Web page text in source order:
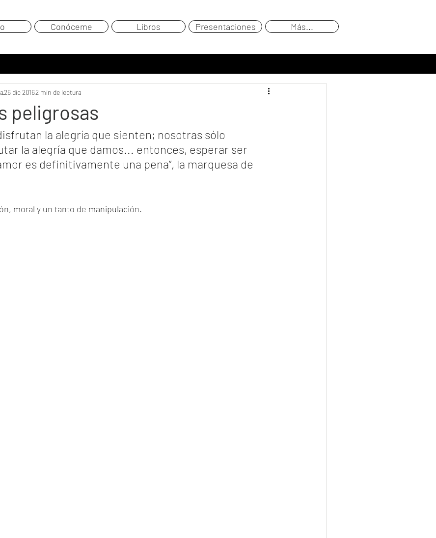
Conóceme Libros Presentaciones Más...
peligrosas
26 dic 20162 min de lectura
la alegría que sienten; nosotras sólo
la alegría que damos... entonces, esperar ser
es definitivamente una pena”, la marquesa de
moral y un tanto de manipulación.